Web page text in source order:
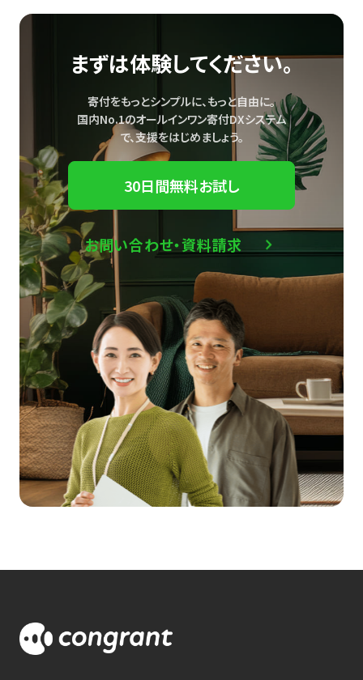
まずは体験してください。
寄付をもっとシンプルに、もっと自由に。
国内No.1のオールインワン寄付DXシステム
で、支援をはじめましょう。
30日間無料お試し
お問い合わせ・資料請求